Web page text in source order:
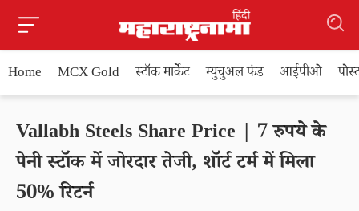
Home MCX Gold स्टॉक मार्केट म्युचुअल फंड आईपीओ
Vallabh Steels Share Price | 7 रुपये के
पेनी स्टॉक में जोरदार तेजी, शॉर्ट टर्म में मिला
50% रिटर्न